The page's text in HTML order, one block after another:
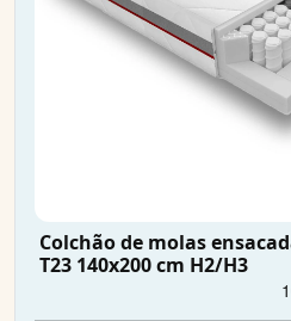
Colchão de molas
T23 140x200 cm H2/H3